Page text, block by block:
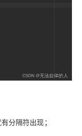
分隔符出现；